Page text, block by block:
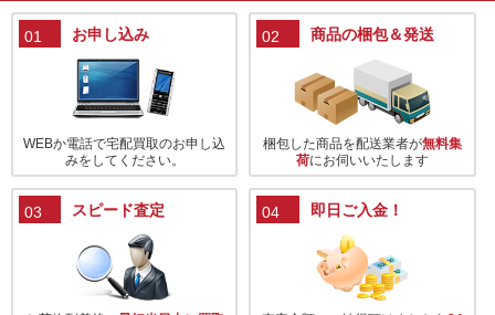
01 お申し込み
WEBか電話で宅配買取のお申し込
みをしてください。
02 商品の梱包＆発送
梱包した商品を配送業者が無料集
荷にお伺いいたします
03 スピード査定 04 即日ご入金！